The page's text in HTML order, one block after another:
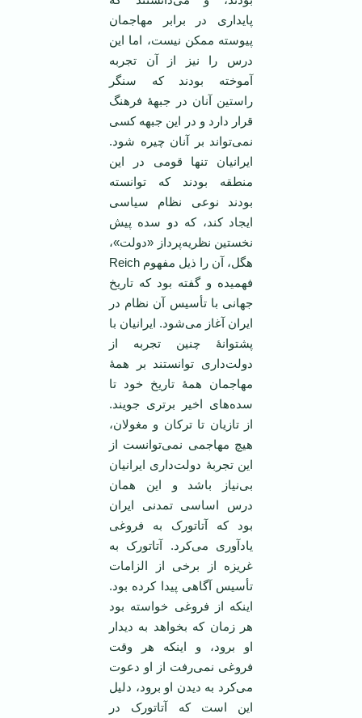
پایداری در برابر مهاجمان
پیوسته ممکن نیست، اما این
درس را نیز از آن تجربه
آموخته بودند که سنگر
راستین آنان در جبهۀ فرهنگ
قرار دارد و در این جبهه کسی
نمی‌تواند بر آنان چیره شود.
ایرانیان تنها قومی در این
منطقه بودند که توانسته
بودند نوعی نظام سیاسی
ایجاد کند، که دو سده پیش
نخستین نظریه‌پرداز «دولت»،
هگل، آن را ذیل مفهوم Reich
فهمیده و گفته بود که تاریخ
جهانی با تأسیس آن نظام در
ایران آغاز می‌شود. ایرانیان با
پشتوانۀ چنین تجربه از
دولت‌داری توانستند بر همۀ
مهاجمان همۀ تاریخ خود تا
سده‌های اخیر برتری جویند.
از تازیان تا ترکان و مغولان،
هیچ مهاجمی نمی‌توانست از
این تجربۀ دولت‌داری ایرانیان
بی‌نیاز باشد و این همان
درس اساسی تمدنی ایران
بود که آتاتورک به فروغی
یادآوری می‌کرد. آتاتورک به
غریزه از برخی از الزامات
تأسیس آگاهی پیدا کرده بود.
اینکه از فروغی خواسته بود
هر زمان که بخواهد به دیدار
او برود، و اینکه هر وقت
فروغی نمی‌رفت از او دعوت
می‌کرد به دیدن او برود، دلیل
این است که آتاتورک در